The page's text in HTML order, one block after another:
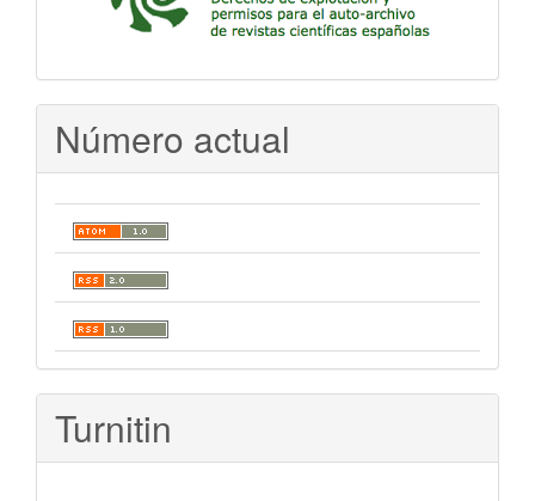
Número actual
Turnitin